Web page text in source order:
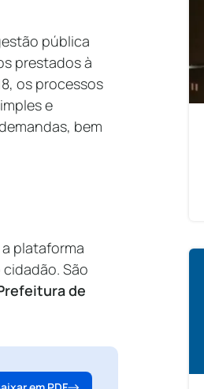
pública
prestados à
os processos
e
bem
plataforma
São
de